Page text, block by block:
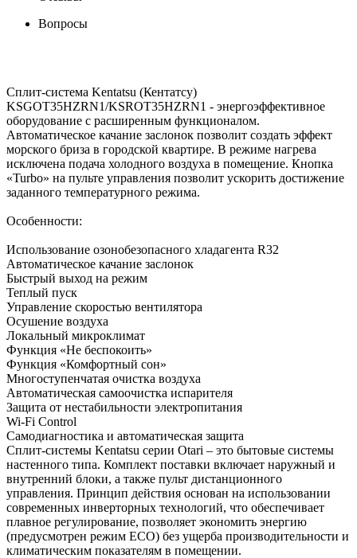
Вопросы
Сплит-система Kentatsu (Кентатсу)
KSGOT35HZRN1/KSROT35HZRN1 - энергоэффективное
оборудование с расширенным функционалом.
Автоматическое качание заслонок позволит создать эффект
морского бриза в городской квартире. В режиме нагрева
исключена подача холодного воздуха в помещение. Кнопка
«Turbo» на пульте управления позволит ускорить достижение
заданного температурного режима.
Особенности:
Использование озонобезопасного хладагента R32
Автоматическое качание заслонок
Быстрый выход на режим
Теплый пуск
Управление скоростью вентилятора
Осушение воздуха
Локальный микроклимат
Функция «Не беспокоить»
Функция «Комфортный сон»
Многоступенчатая очистка воздуха
Автоматическая самоочистка испарителя
Защита от нестабильности электропитания
Wi-Fi Control
Самодиагностика и автоматическая защита
Сплит-системы Kentatsu серии Otari – это бытовые системы
настенного типа. Комплект поставки включает наружный и
внутренний блоки, а также пульт дистанционного
управления. Принцип действия основан на использовании
современных инверторных технологий, что обеспечивает
плавное регулирование, позволяет экономить энергию
(предусмотрен режим ECO) без ущерба производительности и
климатическим показателям в помещении.